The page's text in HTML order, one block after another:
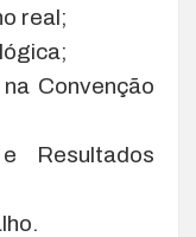
real;
Convenção
Resultados